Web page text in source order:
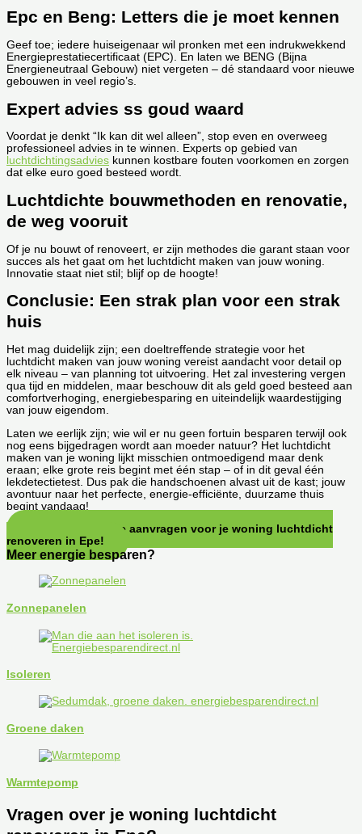
Epc en Beng: Letters die je moet kennen
Geef toe; iedere huiseigenaar wil pronken met een indrukwekkend
Energieprestatiecertificaat (EPC). En laten we BENG (Bijna
Energieneutraal Gebouw) niet vergeten – dé standaard voor nieuwe
gebouwen in veel regio’s.
Expert advies ss goud waard
Voordat je denkt “Ik kan dit wel alleen”, stop even en overweeg
professioneel advies in te winnen. Experts op gebied van
luchtdichtingsadvies kunnen kostbare fouten voorkomen en zorgen
dat elke euro goed besteed wordt.
Luchtdichte bouwmethoden en renovatie,
de weg vooruit
Of je nu bouwt of renoveert, er zijn methodes die garant staan voor
succes als het gaat om het luchtdicht maken van jouw woning.
Innovatie staat niet stil; blijf op de hoogte!
Conclusie: Een strak plan voor een strak
huis
Het mag duidelijk zijn; een doeltreffende strategie voor het
luchtdicht maken van jouw woning vereist aandacht voor detail op
elk niveau – van planning tot uitvoering. Het zal investering vergen
qua tijd en middelen, maar beschouw dit als geld goed besteed aan
comfortverhoging, energiebesparing en uiteindelijk waardestijging
van jouw eigendom.
Laten we eerlijk zijn; wie wil er nu geen fortuin besparen terwijl ook
nog eens bijgedragen wordt aan moeder natuur? Het luchtdicht
maken van je woning lijkt misschien ontmoedigend maar denk
eraan; elke grote reis begint met één stap – of in dit geval één
lekdetectietest. Dus pak die handschoenen alvast uit de kast; jouw
avontuur naar het perfecte, energie-efficiënte, duurzame thuis
begint vandaag!
Direct een offerte aanvragen voor je woning luchtdicht
renoveren in Epe!
Meer energie besparen?
Zonnepanelen
Isoleren
Groene daken
Warmtepomp
Vragen over je woning luchtdicht